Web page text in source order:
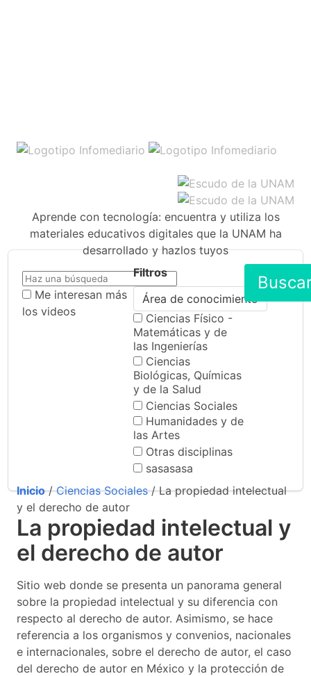
Aprende con tecnología: encuentra y utiliza los
materiales educativos digitales que la UNAM ha
desarrollado y hazlos tuyos
Me interesan más
los videos
Filtros
Área de conocimiento
Ciencias Físico -
Matemáticas y de
las Ingenierías
Ciencias
Biológicas, Químicas
y de la Salud
Ciencias Sociales
Humanidades y de
las Artes
Otras disciplinas
sasasasa
Inicio/Ciencias Sociales/ La propiedad intelectual
y el derecho de autor
La propiedad intelectual y
el derecho de autor
Sitio web donde se presenta un panorama general
sobre la propiedad intelectual y su diferencia con
respecto al derecho de autor. Asimismo, se hace
referencia a los organismos y convenios, nacionales
e internacionales, sobre el derecho de autor, el caso
del derecho de autor en México y la protección de